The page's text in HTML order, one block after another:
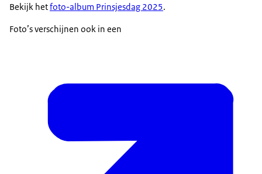
Bekijk hetfoto-album Prinsjesdag 2025.
Foto’s verschijnen ook in een